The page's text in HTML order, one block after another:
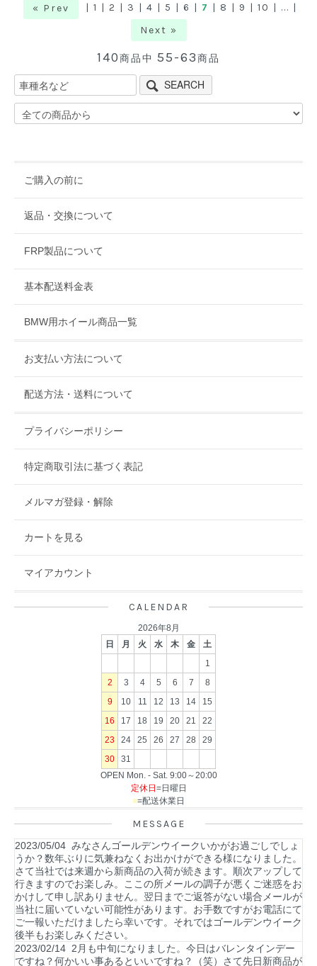
« Prev | 1 | 2 | 3 | 4 | 5 | 6 | 7 | 8 | 9 | 10 | ... |
Next »
140商品中 55-63商品
SEARCH
ご購入の前に
返品・交換について
FRP製品について
基本配送料金表
BMW用ホイール商品一覧
お支払い方法について
配送方法・送料について
プライバシーポリシー
特定商取引法に基づく表記
メルマガ登録・解除
カートを見る
マイアカウント
CALENDAR
2026年8月
日
月 火 水 木 金
土
1
2
3 4 5 6 7
8
9
10 11 12 13 14
15
16
17 18 19 20 21
22
23
24 25 26 27 28
29
30
31
OPEN Mon. - Sat. 9:00～20:00
定休日=日曜日
■=配送休業日
MESSAGE
2023/05/04 みなさんゴールデンウイークいかがお過ごしでしょ
うか？数年ぶりに気兼ねなくお出かけができる様になりました。
さて当社では来週から新商品の入荷が続きます。順次アップして
行きますのでお楽しみ。ここの所メールの調子が悪くご迷惑をお
かけして申し訳ありません。翌日までご返答がない場合メールが
当社に届いていない可能性があります。お手数ですがお電話にて
ご一報いただけましたら幸いです。それではゴールデンウイーク
後半もお楽しみください。
2023/02/14 2月も中旬になりました。今日はバレンタインデー
ですね？何かいい事あるといいですね？（笑）さて先日新商品が